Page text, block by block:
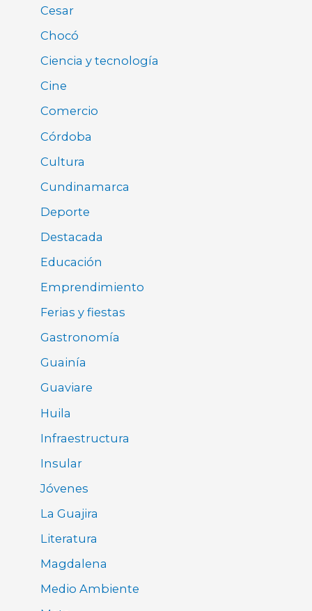
Cesar
Chocó
Ciencia y tecnología
Cine
Comercio
Córdoba
Cultura
Cundinamarca
Deporte
Destacada
Educación
Emprendimiento
Ferias y fiestas
Gastronomía
Guainía
Guaviare
Huila
Infraestructura
Insular
Jóvenes
La Guajira
Literatura
Magdalena
Medio Ambiente